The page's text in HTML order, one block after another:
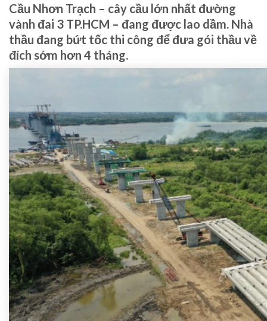
Cầu Nhơn Trạch – cây cầu lớn nhất đường
vành đai 3 TP.HCM – đang được lao dầm. Nhà
thầu đang bứt tốc thi công để đưa gói thầu về
đích sớm hơn 4 tháng.